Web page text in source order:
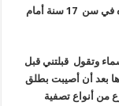
وأهمية الحفاظ على الوطن، حيث وقفت أسماء الفتاه في سن 17 سنة أمام
وتقول قبلتني قبل
بعد أن أصيبت بطلق
من أنواع تصفية